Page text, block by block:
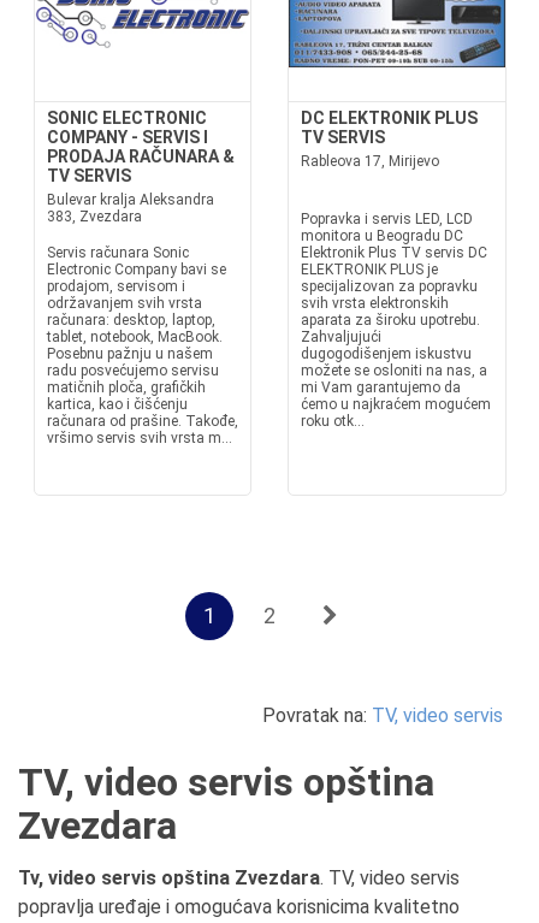
SONIC ELECTRONIC
COMPANY - SERVIS I
PRODAJA RAČUNARA &
TV SERVIS
Bulevar kralja Aleksandra
383, Zvezdara
Servis računara Sonic
Electronic Company bavi se
prodajom, servisom i
održavanjem svih vrsta
računara: desktop, laptop,
tablet, notebook, MacBook.
Posebnu pažnju u našem
radu posvećujemo servisu
matičnih ploča, grafičkih
kartica, kao i čišćenju
računara od prašine. Takođe,
vršimo servis svih vrsta m...
DC ELEKTRONIK PLUS
TV SERVIS
Rableova 17, Mirijevo
Popravka i servis LED, LCD
monitora u Beogradu DC
Elektronik Plus TV servis DC
ELEKTRONIK PLUS je
specijalizovan za popravku
svih vrsta elektronskih
aparata za široku upotrebu.
Zahvaljujući
dugogodišenjem iskustvu
možete se osloniti na nas, a
mi Vam garantujemo da
ćemo u najkraćem mogućem
roku otk...
1 2
Povratak na: TV, video servis
TV, video servis opština
Zvezdara
Tv, video servis opština Zvezdara. TV, video servis
popravlja uređaje i omogućava korisnicima kvalitetno